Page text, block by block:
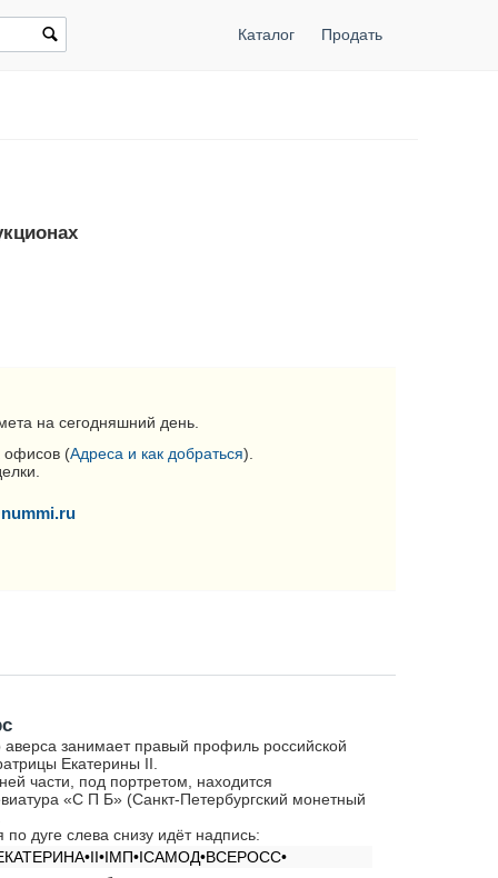
Каталог Продать
на сегодняшний день.
офисов (Адреса и как добраться).
аверса занимает правый профиль российской
Екатерины II.
части, под портретом, находится
«С П Б» (Санкт-Петербургский монетный
по дуге слева снизу идёт надпись: